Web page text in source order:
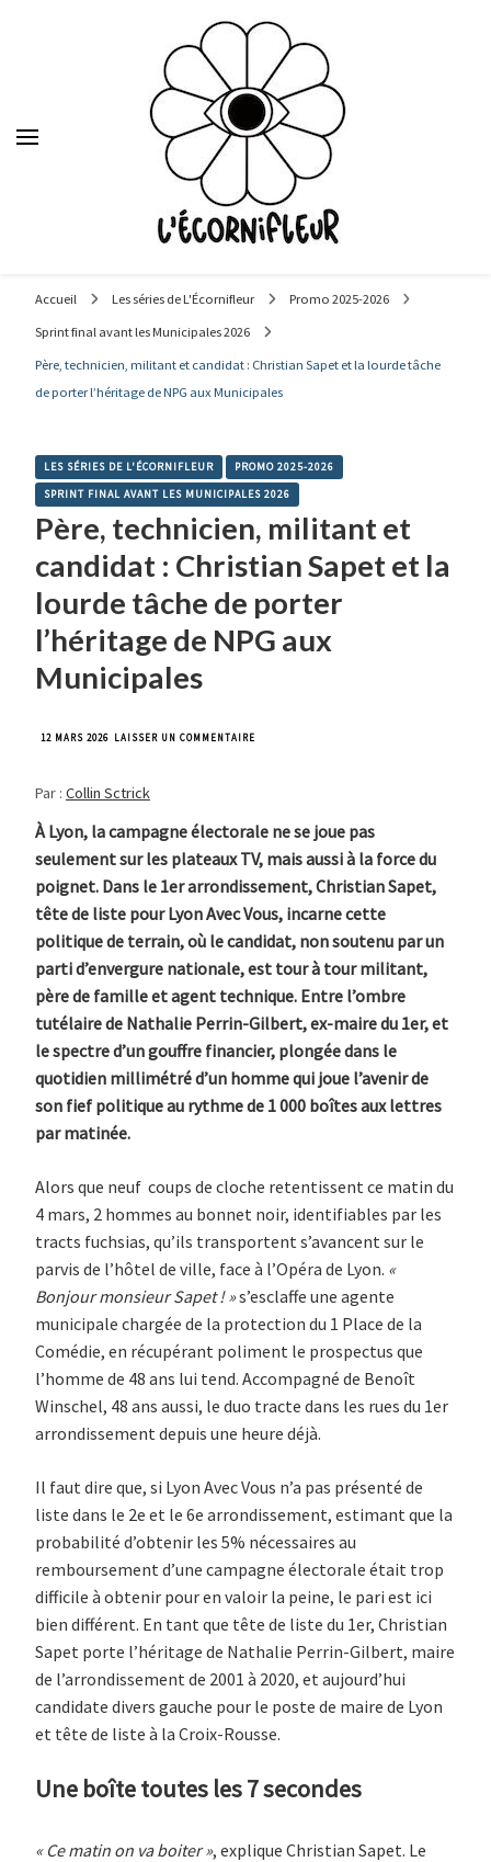
depuis 1992.
Accueil Les séries de L'Écornifleur
Promo 2025-2026
Sprint final avant les Municipales 2026
Père, technicien, militant et candidat : Christian Sapet et la lourde tâche
de porter l’héritage de NPG aux Municipales
LES SÉRIES DE L'ÉCORNIFLEUR
PROMO 2025-2026
SPRINT FINAL AVANT LES MUNICIPALES 2026
Père, technicien, militant et
candidat : Christian Sapet et la
lourde tâche de porter
l’héritage de NPG aux
Municipales
12 MARS 2026 LAISSER UN COMMENTAIRE
CANDIDAT
:
CHRISTIAN
ET
LA
TÂCHE
DE
L’HÉRITAGE
DE
AUX
MUNICIPALES
Par : Collin Sctrick
À Lyon, la campagne électorale ne se joue pas
seulement sur les plateaux TV, mais aussi à la force du
poignet. Dans le 1er arrondissement, Christian Sapet,
tête de liste pour Lyon Avec Vous, incarne cette
politique de terrain, où le candidat, non soutenu par un
parti d’envergure nationale, est tour à tour militant,
père de famille et agent technique. Entre l’ombre
tutélaire de Nathalie Perrin-Gilbert, ex-maire du 1er, et
le spectre d’un gouffre financier, plongée dans le
quotidien millimétré d’un homme qui joue l’avenir de
son fief politique au rythme de 1 000 boîtes aux lettres
par matinée.
Alors que neuf coups de cloche retentissent ce matin du
4 mars, 2 hommes au bonnet noir, identifiables par les
tracts fuchsias, qu’ils transportent s’avancent sur le
parvis de l’hôtel de ville, face à l’Opéra de Lyon. «
Bonjour monsieur Sapet ! »s’esclaffe une agente
municipale chargée de la protection du 1 Place de la
Comédie, en récupérant poliment le prospectus que
l’homme de 48 ans lui tend. Accompagné de Benoît
Winschel, 48 ans aussi, le duo tracte dans les rues du 1er
arrondissement depuis une heure déjà.
Il faut dire que, si Lyon Avec Vous n’a pas présenté de
liste dans le 2e et le 6e arrondissement, estimant que la
probabilité d’obtenir les 5% nécessaires au
remboursement d’une campagne électorale était trop
difficile à obtenir pour en valoir la peine, le pari est ici
bien différent. En tant que tête de liste du 1er, Christian
Sapet porte l’héritage de Nathalie Perrin-Gilbert, maire
de l’arrondissement de 2001 à 2020, et aujourd’hui
candidate divers gauche pour le poste de maire de Lyon
et tête de liste à la Croix-Rousse.
Une boîte toutes les 7 secondes
« Ce matin on va boiter », explique Christian Sapet. Le